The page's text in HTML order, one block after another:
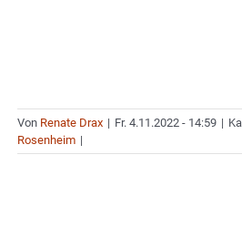
Von Renate Drax | Fr. 4.11.2022 - 14:59 |
Rosenheim |